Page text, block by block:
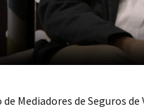
Mediadores de Seguros